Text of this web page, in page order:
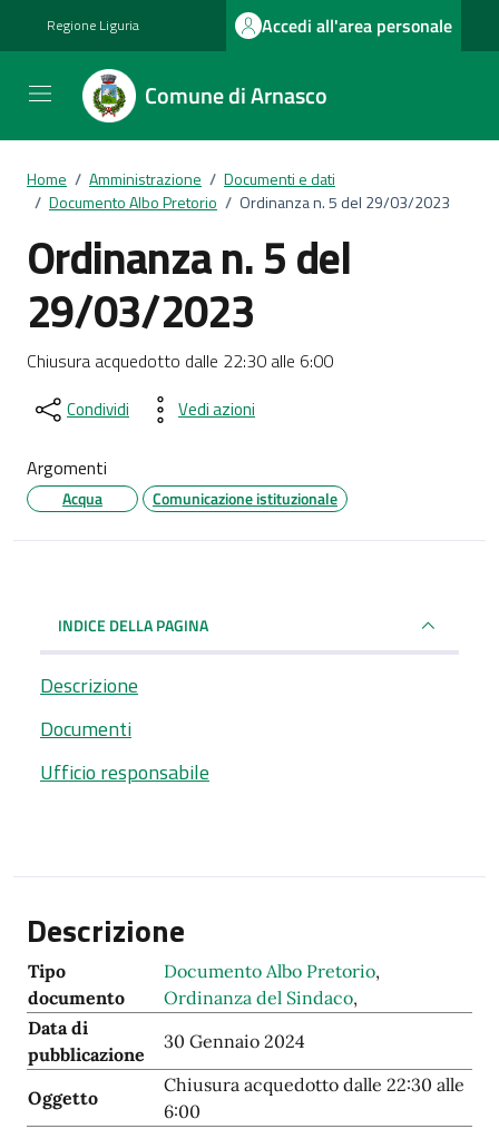
Regione Liguria Accedi all'area personale
Comune di Arnasco
Home / Amministrazione / Documenti e dati
/ Documento Albo Pretorio / Ordinanza n. 5 del 29/03/2023
Ordinanza n. 5 del
29/03/2023
Dettagli del documento
Chiusura acquedotto dalle 22:30 alle 6:00
Condividi Vedi azioni
Argomenti
Acqua Comunicazione istituzionale
INDICE DELLA PAGINA
Descrizione
Documenti
Ufficio responsabile
Descrizione
Tipo
documento
Documento Albo Pretorio,
Ordinanza del Sindaco,
Data di
pubblicazione
30 Gennaio 2024
Oggetto
Chiusura acquedotto dalle 22:30 alle
6:00